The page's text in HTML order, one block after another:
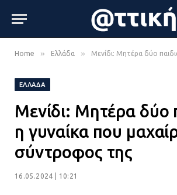
Home » Ελλάδα » Μενίδι: Μητέρα δύο παιδιών η γυναίκα
ΕΛΛΆΔΑ
Μενίδι: Μητέρα δύο
η γυναίκα που
σύντροφος της
16.05.2024 | 10:21